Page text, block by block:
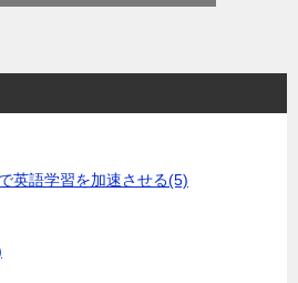
英語学習を加速させる(5)